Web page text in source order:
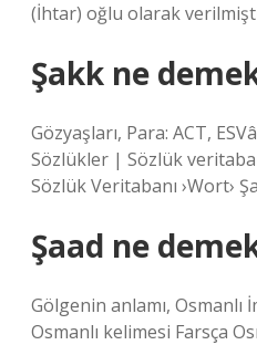
(İhtar) oğlu olarak
Şakk ne
Gözyaşları, Para: ACT,
Sözlükler | Sözlük
Sözlük Veritabanı ›Wort›
Şaad ne
Gölgenin anlamı, Osmanlı
Osmanlı kelimesi Farsça